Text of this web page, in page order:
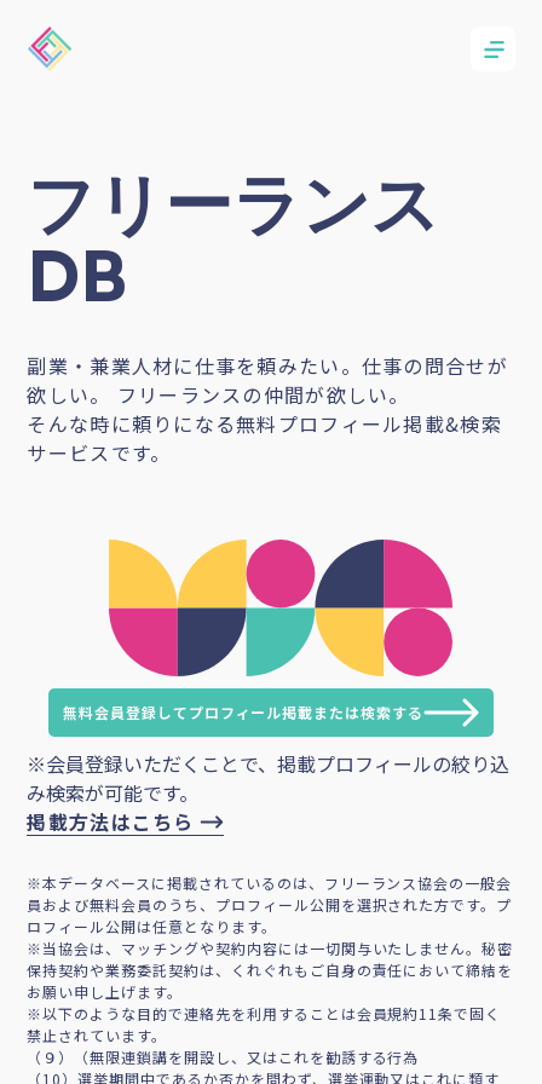
フリーランス
DB
副業・兼業人材に仕事を頼みたい。仕事の問合せが
欲しい。 フリーランスの仲間が欲しい。
そんな時に頼りになる無料プロフィール掲載&検索
サービスです。
無料会員登録してプロフィール掲載または検索する
※会員登録いただくことで、掲載プロフィールの絞り込
み検索が可能です。
掲載方法はこちら
※本データベースに掲載されているのは、フリーランス協会の一般会
員および無料会員のうち、プロフィール公開を選択された方です。プ
ロフィール公開は任意となります。
※当協会は、マッチングや契約内容には一切関与いたしません。秘密
保持契約や業務委託契約は、くれぐれもご自身の責任において締結を
お願い申し上げます。
※以下のような目的で連絡先を利用することは会員規約11条で固く
禁止されています。
（９）（無限連鎖講を開設し、又はこれを勧誘する行為
（10）選挙期間中であるか否かを問わず、選挙運動又はこれに類す